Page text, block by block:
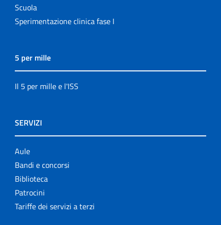
Scuola
Sperimentazione clinica fase I
5 per mille
Il 5 per mille e l'ISS
SERVIZI
Aule
Bandi e concorsi
Biblioteca
Patrocini
Tariffe dei servizi a terzi